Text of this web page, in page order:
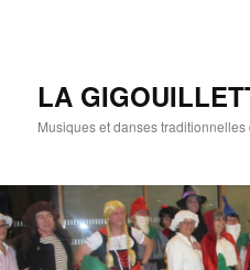
LA
Musiques et danses